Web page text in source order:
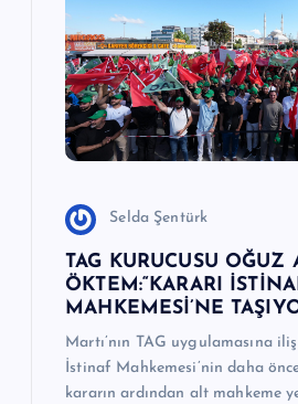
Selda Şentürk
TAG KURUCUSU OĞUZ
ÖKTEM:“KARARI
MAHKEMESİ’NE
Martı’nın TAG uygulamasına
İstinaf Mahkemesi’nin daha
kararın ardından alt mahkeme